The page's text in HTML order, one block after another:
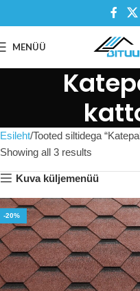
MENÜÜ
Esileht Tooted siltidega
Showing all 3 results
Kuva küljemenüü
-20%